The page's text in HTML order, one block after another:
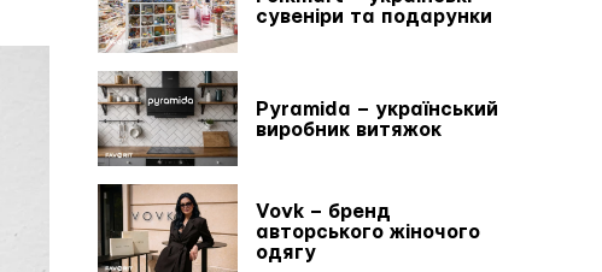
сувеніри та подарунки
Pyramida – український
виробник витяжок
Vovk – бренд
авторського жіночого
одягу